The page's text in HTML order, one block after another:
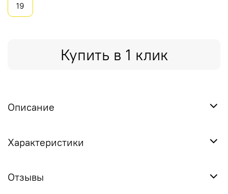
Купить в 1 клик
19
Описание
Характеристики
Отзывы